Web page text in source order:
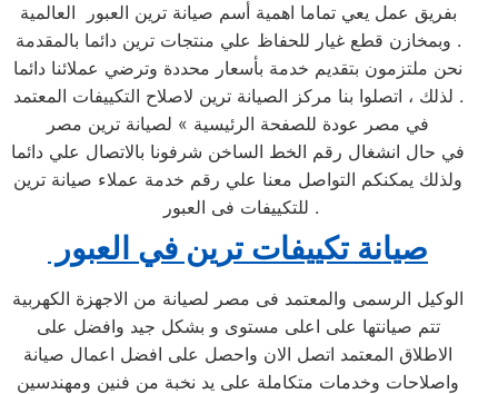
بفريق عمل يعي تماما اهمية أسم صيانة ترين العبور ‏ العالمية
وبمخازن قطع غيار للحفاظ علي منتجات ترين دائما بالمقدمة .
نحن ملتزمون بتقديم خدمة بأسعار محددة وترضي عملائنا دائما
. لذلك ، اتصلوا بنا مركز الصيانة ترين لاصلاح التكييفات المعتمد
في مصر عودة للصفحة الرئيسية » لصيانة ترين مصر
في حال انشغال رقم الخط الساخن شرفونا بالاتصال علي دائما
ولذلك يمكنكم التواصل معنا علي رقم خدمة عملاء صيانة ترين
للتكييفات فى العبور ‏ .
صيانة تكييفات ترين في العبور ‏
الوكيل الرسمى والمعتمد فى مصر لصيانة من الاجهزة الكهربية
تتم صيانتها على اعلى مستوى و بشكل جيد وافضل على
الاطلاق المعتمد اتصل الان واحصل على افضل اعمال صيانة
واصلاحات وخدمات متكاملة على يد نخبة من فنين ومهندسين